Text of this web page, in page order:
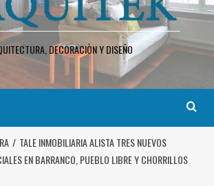
DECORACIÒN Y DISEÑO
TALE INMOBILIARIA ALISTA TRES NUEVOS
EN BARRANCO, PUEBLO LIBRE Y CHORRILLOS